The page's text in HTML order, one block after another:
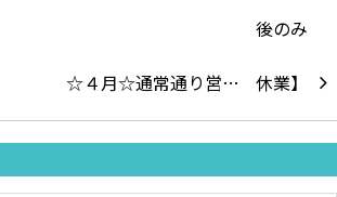
☆４月☆通常通り営…